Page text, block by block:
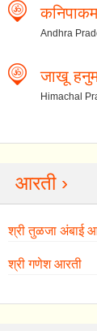
Andhra
जाखू
Himachal
आरती ›
श्री तुळजा अंबाई
श्री गणेश आरती